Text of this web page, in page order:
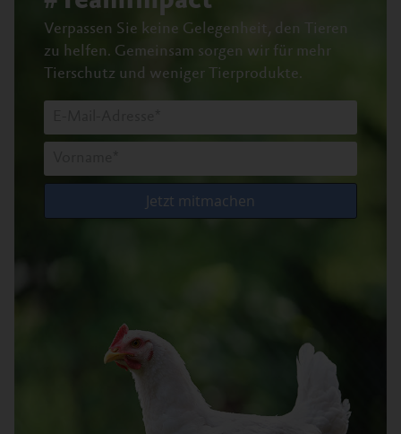
Verpassen Sie keine Gelegenheit, den Tieren
zu helfen. Gemeinsam sorgen wir für mehr
Tierschutz und weniger Tierprodukte.